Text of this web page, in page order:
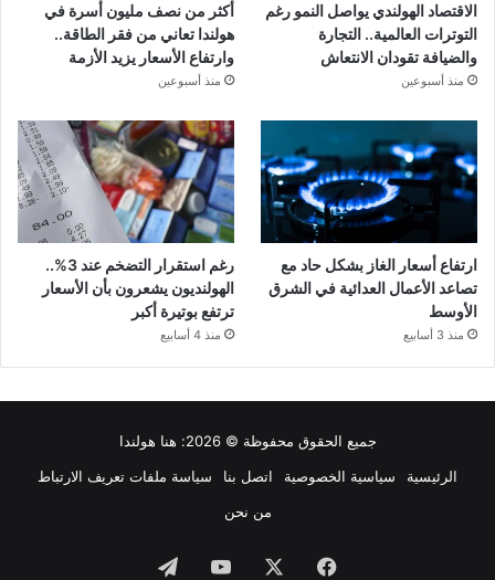
الاقتصاد الهولندي يواصل النمو رغم
التوترات العالمية.. التجارة
والضيافة تقودان الانتعاش
منذ أسبوعين
أكثر من نصف مليون أسرة في
هولندا تعاني من فقر الطاقة..
وارتفاع الأسعار يزيد الأزمة
منذ أسبوعين
ارتفاع أسعار الغاز بشكل حاد مع
تصاعد الأعمال العدائية في الشرق
الأوسط
منذ 3 أسابيع
رغم استقرار التضخم عند 3%..
الهولنديون يشعرون بأن الأسعار
ترتفع بوتيرة أكبر
منذ 4 أسابيع
جميع الحقوق محفوظة © 2026:
هنا هولندا
الرئيسية
سياسية الخصوصية اتصل بنا
سياسة ملفات تعريف الارتباط
من نحن
فيسبوك ‫YouTubeتيلقرام